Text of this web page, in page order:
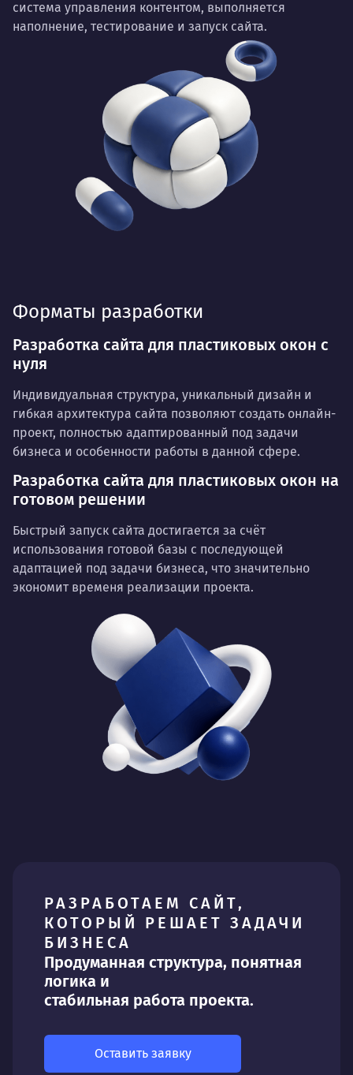
система управления контентом, выполняется
наполнение, тестирование и запуск сайта.
Форматы разработки
Разработка сайта для пластиковых окон с
нуля
Индивидуальная структура, уникальный дизайн и
гибкая архитектура сайта позволяют создать онлайн-
проект, полностью адаптированный под задачи
бизнеса и особенности работы в данной сфере.
Разработка сайта для пластиковых окон на
готовом решении
Быстрый запуск сайта достигается за счёт
использования готовой базы с последующей
адаптацией под задачи бизнеса, что значительно
экономит временя реализации проекта.
РАЗРАБОТАЕМ САЙТ,
КОТОРЫЙ РЕШАЕТ ЗАДАЧИ
БИЗНЕСА
Продуманная структура, понятная
логика и
стабильная работа проекта.
Оставить заявку